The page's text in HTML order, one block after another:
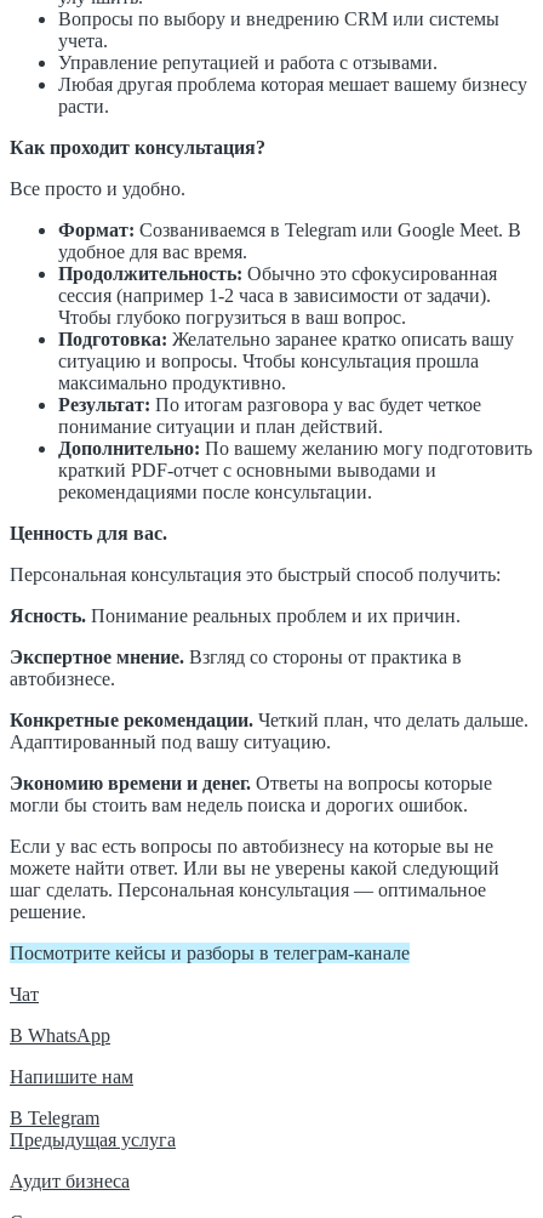
Вопросы по выбору и внедрению CRM или системы
учета.
Управление репутацией и работа с отзывами.
Любая другая проблема которая мешает вашему бизнесу
расти.
Как проходит консультация?
Все просто и удобно.
Формат: Созваниваемся в Telegram или Google Meet. В
удобное для вас время.
Продолжительность: Обычно это сфокусированная
сессия (например 1-2 часа в зависимости от задачи).
Чтобы глубоко погрузиться в ваш вопрос.
Подготовка: Желательно заранее кратко описать вашу
ситуацию и вопросы. Чтобы консультация прошла
максимально продуктивно.
Результат: По итогам разговора у вас будет четкое
понимание ситуации и план действий.
Дополнительно: По вашему желанию могу подготовить
краткий PDF-отчет с основными выводами и
рекомендациями после консультации.
Ценность для вас.
Персональная консультация это быстрый способ получить:
Ясность. Понимание реальных проблем и их причин.
Экспертное мнение. Взгляд со стороны от практика в
автобизнесе.
Конкретные рекомендации. Четкий план, что делать дальше.
Адаптированный под вашу ситуацию.
Экономию времени и денег. Ответы на вопросы которые
могли бы стоить вам недель поиска и дорогих ошибок.
Если у вас есть вопросы по автобизнесу на которые вы не
можете найти ответ. Или вы не уверены какой следующий
шаг сделать. Персональная консультация — оптимальное
решение.
Посмотрите кейсы и разборы в телеграм-канале
Чат
В WhatsApp
Напишите нам
В Telegram
Навигация
по
записям
Предыдущая услуга
Аудит бизнеса